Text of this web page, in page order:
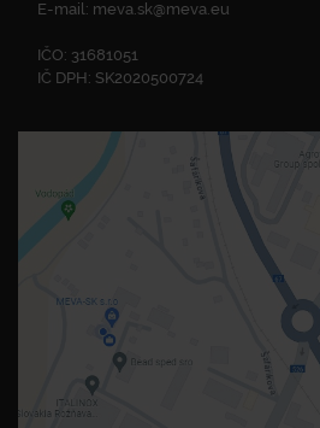
E-mail: meva.sk@meva.eu
IČO: 31681051
IČ DPH: SK2020500724